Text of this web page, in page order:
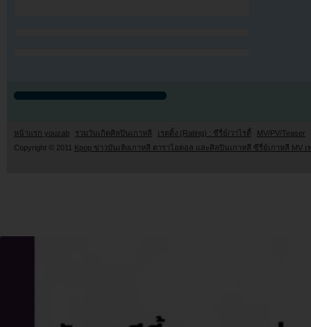
หน้าแรก youzab รวมวันเกิดศิลปินเกาหลี เรตติ้ง (Rating) : ซีรี่ย์/วาไรตี้
MV/PV/Teaser
Copyright © 2011 Kpop ข่าวบันเทิงเกาหลี ดาราไอดอล และศิลปินเกาหลี ซีรี่ย์เกาหลี MV